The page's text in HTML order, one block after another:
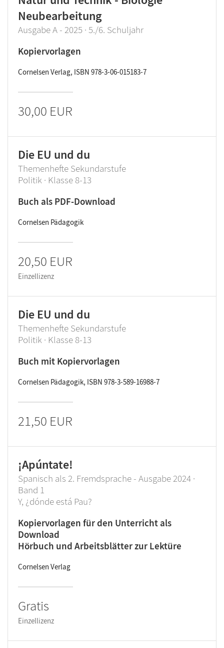
Neubearbeitung
Ausgabe A - 2025 · 5./6. Schuljahr
Kopiervorlagen
Cornelsen Verlag, ISBN 978-3-06-015183-7
30,00 EUR
Die EU und du
Themenhefte Sekundarstufe
Politik · Klasse 8-13
Buch als PDF-Download
Cornelsen Pädagogik
20,50 EUR
Einzellizenz
Die EU und du
Themenhefte Sekundarstufe
Politik · Klasse 8-13
Buch mit Kopiervorlagen
Cornelsen Pädagogik, ISBN 978-3-589-16988-7
21,50 EUR
¡Apúntate!
Spanisch als 2. Fremdsprache - Ausgabe 2024 ·
Band 1
Y, ¿dónde está Pau?
Kopiervorlagen für den Unterricht als
Download
Hörbuch und Arbeitsblätter zur Lektüre
Cornelsen Verlag
Gratis
Einzellizenz